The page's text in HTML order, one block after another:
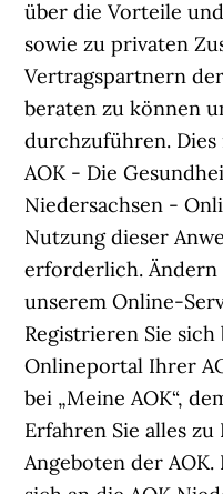
über die Vorteile
sowie zu privaten
Vertragspartnern
beraten zu können
durchzuführen.
AOK - Die
Niedersachsen -
Nutzung dieser
erforderlich. Ändern
unserem Online-
Registrieren Sie
Onlineportal Ihrer
bei „Meine AOK“,
Erfahren Sie alles
Angeboten der AOK.